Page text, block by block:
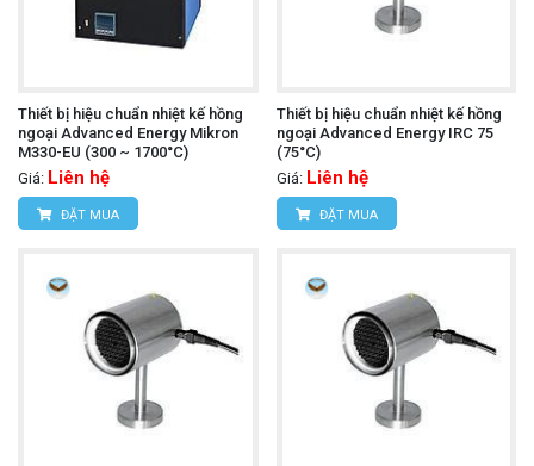
Thiết bị hiệu chuẩn nhiệt kế hồng
ngoại Advanced Energy Mikron
M330-EU (300 ~ 1700°C)
Giá: Liên hệ
ĐẶT MUA
Thiết bị hiệu chuẩn nhiệt kế hồng
ngoại Advanced Energy IRC 75
(75°C)
Giá: Liên hệ
ĐẶT MUA